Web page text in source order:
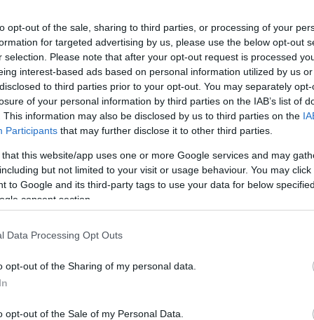
opt-out of the sale, sharing to third parties, or processing of your
for targeted advertising by us, please use the below opt-out
selection. Please note that after your opt-out request is processed
interest-based ads based on personal information utilized by us
to third parties prior to your opt-out. You may separately
of your personal information by third parties on the IAB’s list of
This information may also be disclosed by us to third parties on the
Participants that may further disclose it to other third parties.
that this website/app uses one or more Google services and may
but not limited to your visit or usage behaviour. You may
to Google and its third-party tags to use your data for below
consent section.
Data Processing Opt Outs
opt-out of the Sharing of my personal data.
opt-out of the Sale of my Personal Data.
Tetszik 0
gamergate játéksajtó
a PAX-on
az egész videojáték-kultúra meghatározó részévé válni nem
Penny Arcade párosához ezernyi dolog köthető, például ők
való…